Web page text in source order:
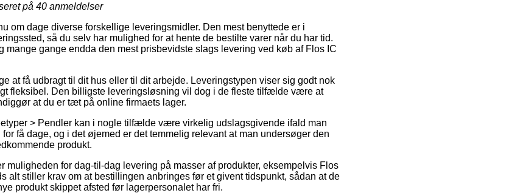
på 40 anmeldelser
om dage diverse forskellige leveringsmidler. Den mest benyttede er i
så du selv har mulighed for at hente de bestilte varer når du har tid.
mange gange endda den mest prisbevidste slags levering ved køb af Flos IC
at få udbragt til dit hus eller til dit arbejde. Leveringstypen viser sig godt nok
fleksibel. Den billigste leveringsløsning vil dog i de fleste tilfælde være at
at du er tæt på online firmaets lager.
> Pendler kan i nogle tilfælde være virkelig udslagsgivende ifald man
få dage, og i det øjemed er det temmelig relevant at man undersøger den
produkt.
muligheden for dag-til-dag levering på masser af produkter, eksempelvis Flos
alt stiller krav om at bestillingen anbringes før et givent tidspunkt, sådan at de
produkt skippet afsted før lagerpersonalet har fri.